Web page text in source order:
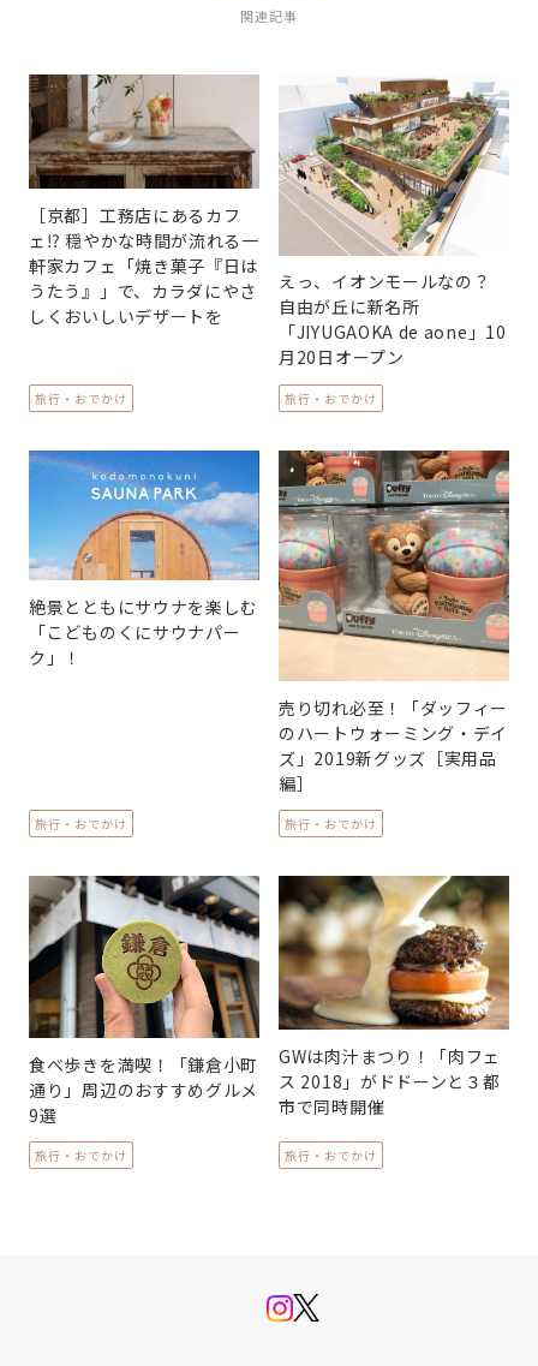
関連記事
［京都］工務店にあるカフ
ェ⁉ 穏やかな時間が流れる一
軒家カフェ「焼き菓子『日は
うたう』」で、カラダにやさ
しくおいしいデザートを
旅行・おでかけ
えっ、イオンモールなの？
自由が丘に新名所
「JIYUGAOKA de aone」10
月20日オープン
旅行・おでかけ
絶景とともにサウナを楽しむ
「こどものくにサウナパー
ク」！
旅行・おでかけ
売り切れ必至！「ダッフィー
のハートウォーミング・デイ
ズ」2019新グッズ［実用品
編］
旅行・おでかけ
食べ歩きを満喫！「鎌倉小町
通り」周辺のおすすめグルメ
9選
旅行・おでかけ
GWは肉汁まつり！「肉フェ
ス 2018」がドドーンと３都
市で同時開催
旅行・おでかけ